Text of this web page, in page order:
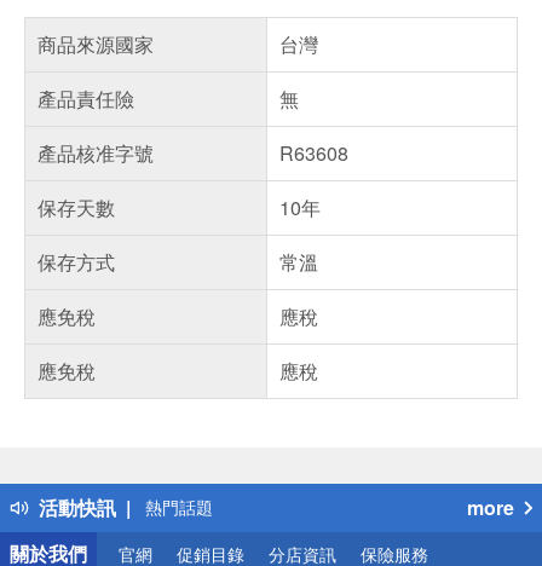
商品來源國家
台灣
產品責任險
無
產品核准字號
R63608
保存天數
10年
保存方式
常溫
應免稅
應稅
應免稅
應稅
活動快訊
得獎公告
熱門話題
銀行優惠
偏遠地區配送
more
關於我們
官網 促銷目錄 分店資訊 保險服務